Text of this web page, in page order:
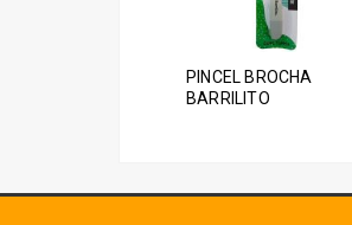
PINCEL BROCHA
BARRILITO